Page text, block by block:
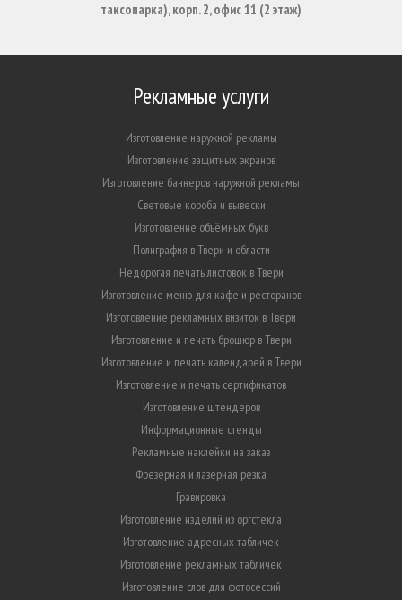
таксопарка), корп. 2, офис 11 (2 этаж)
Рекламные услуги
Изготовление наружной рекламы
Изготовление защитных экранов
Изготовление баннеров наружной рекламы
Световые короба и вывески
Изготовление объёмных букв
Полиграфия в Твери и области
Недорогая печать листовок в Твери
Изготовление меню для кафе и ресторанов
Изготовление рекламных визиток в Твери
Изготовление и печать брошюр в Твери
Изготовление и печать календарей в Твери
Изготовление и печать сертификатов
Изготовление штендеров
Информационные стенды
Рекламные наклейки на заказ
Фрезерная и лазерная резка
Гравировка
Изготовление изделий из оргстекла
Изготовление адресных табличек
Изготовление рекламных табличек
Изготовление слов для фотосессий